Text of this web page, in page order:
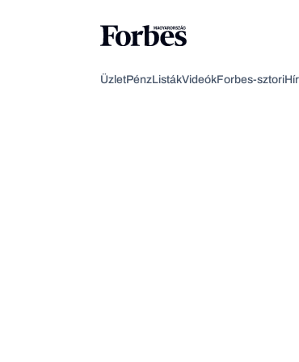
ÜzletPénzListákVideókForbes-sztori